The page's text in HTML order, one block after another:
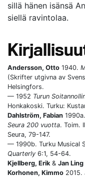
sillä hänen isänsä
siellä ravintolaa.
Andersson, Otto 1940.
(Skrifter utgivna av
Helsingfors.
— 1952 Turun
Honkakoski. Turku:
Dahlström, Fabian
Seura 200 vuotta. Toim.
Seura, 79-147.
— 1990b. Turku Musical
Quarterly 6:1, 54-64.
Kjellberg, Erik& Jan Ling
Korhonen, Kimmo 2015.